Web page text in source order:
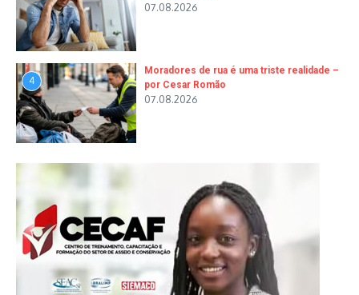
07.08.2026
4
Moradores de rua é uma triste realidade –
por Cesar Romão
07.08.2026